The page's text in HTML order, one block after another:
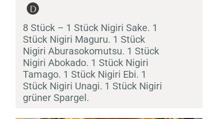
D
8 Stück – 1 Stück Nigiri Sake. 1
Stück Nigiri Maguru. 1 Stück
Nigiri Aburasokomutsu. 1 Stück
Nigiri Abokado. 1 Stück Nigiri
Tamago. 1 Stück Nigiri Ebi. 1
Stück Nigiri Unagi. 1 Stück Nigiri
grüner Spargel.